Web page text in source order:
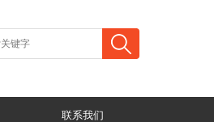
联系我们